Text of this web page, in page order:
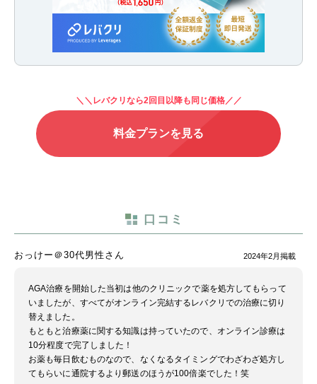
＼＼レバクリなら2回目以降も同じ価格／／
料金プランを見る
口コミ
おっけー＠30代男性さん 2024年2月掲載
AGA治療を開始した当初は他のクリニックで薬を処方してもらって
いましたが、すべてがオンライン完結するレバクリでの治療に切り
替えました。
もともと治療薬に関する知識は持っていたので、オンライン診療は
10分程度で完了しました！
お薬も毎日飲むものなので、なくなるタイミングでわざわざ処方し
てもらいに通院するより郵送のほうが100倍楽でした！笑